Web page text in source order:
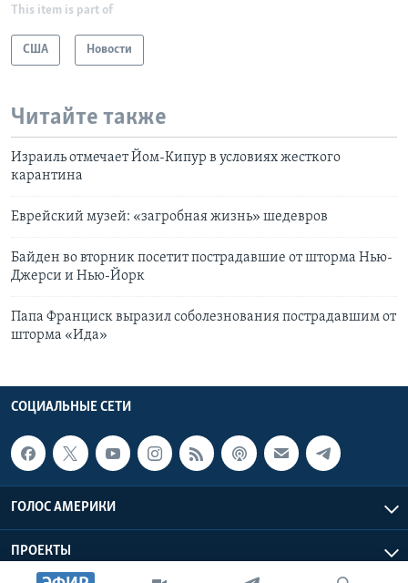
This item is part of
США Новости
Читайте также
Израиль отмечает Йом-Кипур в условиях жесткого
карантина
Еврейский музей: «загробная жизнь» шедевров
Байден во вторник посетит пострадавшие от шторма Нью-
Джерси и Нью-Йорк
Папа Франциск выразил соболезнования пострадавшим от
шторма «Ида»
СОЦИАЛЬНЫЕ СЕТИ
ГОЛОС АМЕРИКИ
ПРОЕКТЫ